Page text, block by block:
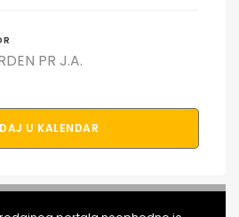
PR J.A.
U KALENDAR